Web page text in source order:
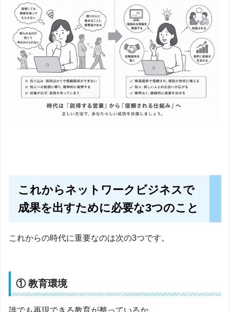
これからネットワークビジネスで
成果を出すために必要な3つのこと
これからの時代に重要なのは次の3つです。
① 教育環境
誰でも再現できる教育が整っているか。